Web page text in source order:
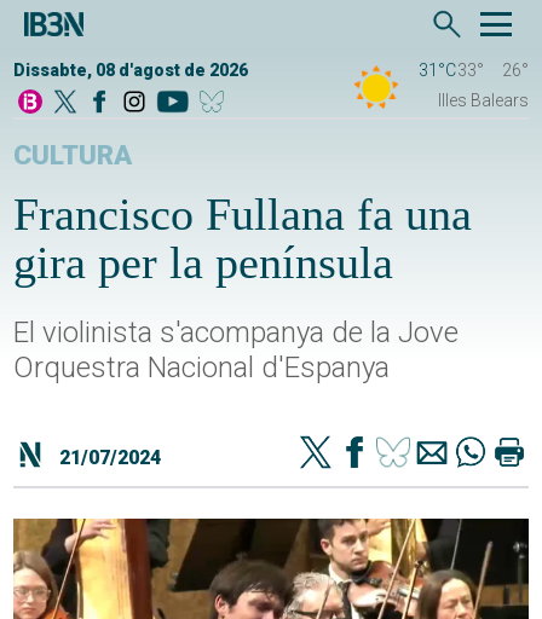
Dissabte, 08 d'agost de 2026 31°C33°
26°
Illes Balears
CULTURA
Francisco Fullana fa una
gira per la península
El violinista s'acompanya de la Jove
Orquestra Nacional d'Espanya
21/07/2024